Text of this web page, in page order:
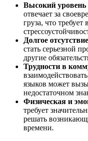
Высокий уровень
отвечает за
груза, что
Долгое
стать серьезной
другие
Трудности в
языков может
недостаточном
Физическая и
требует
решать
времени.